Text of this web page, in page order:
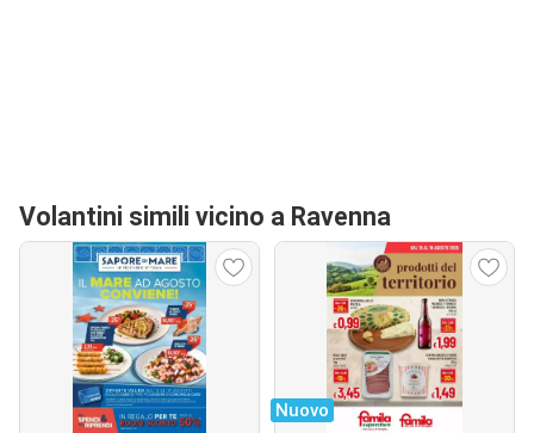
Volantini simili vicino a Ravenna
Nuovo